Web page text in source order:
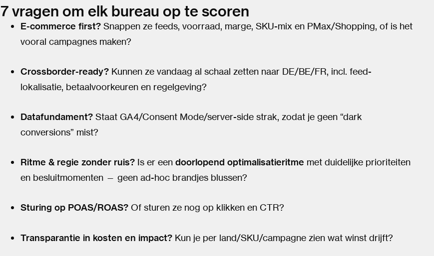
7 vragen om elk bureau op te scoren
E-commerce first? Snappen ze feeds, voorraad, marge, SKU-mix en PMax/Shopping, of is het
vooral campagnes maken?
Crossborder-ready? Kunnen ze vandaag al schaal zetten naar DE/BE/FR, incl. feed-
lokalisatie, betaalvoorkeuren en regelgeving?
Datafundament? Staat GA4/Consent Mode/server-side strak, zodat je geen “dark
conversions” mist?
Ritme & regie zonder ruis? Is er een doorlopend optimalisatieritme met duidelijke prioriteiten
en besluitmomenten — geen ad-hoc brandjes blussen?
Sturing op POAS/ROAS? Of sturen ze nog op klikken en CTR?
Transparantie in kosten en impact? Kun je per land/SKU/campagne zien wat winst drijft?